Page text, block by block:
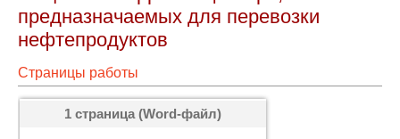
предназначаемых для перевозки
нефтепродуктов
Страницы работы
1 страница (Word-файл)